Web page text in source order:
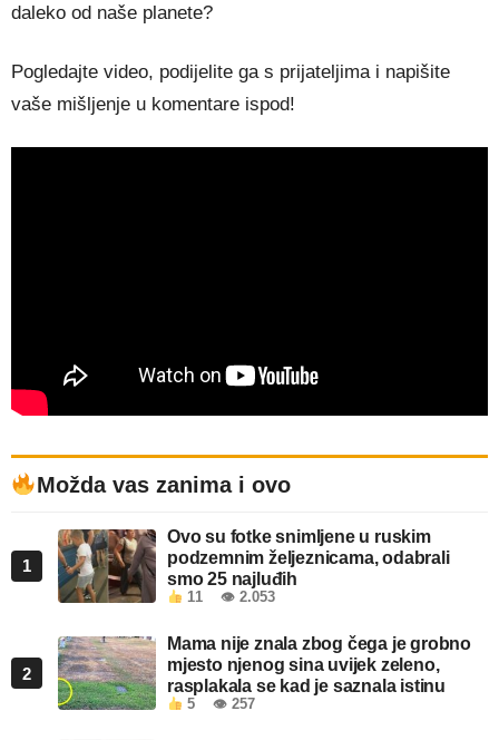
daleko od naše planete?
Pogledajte video, podijelite ga s prijateljima i napišite
vaše mišljenje u komentare ispod!
Možda vas zanima i ovo
1
Ovo su fotke snimljene u ruskim
podzemnim željeznicama, odabrali
smo 25 najluđih
11 👁 2.053
2
Mama nije znala zbog čega je grobno
mjesto njenog sina uvijek zeleno,
rasplakala se kad je saznala istinu
5 👁 257